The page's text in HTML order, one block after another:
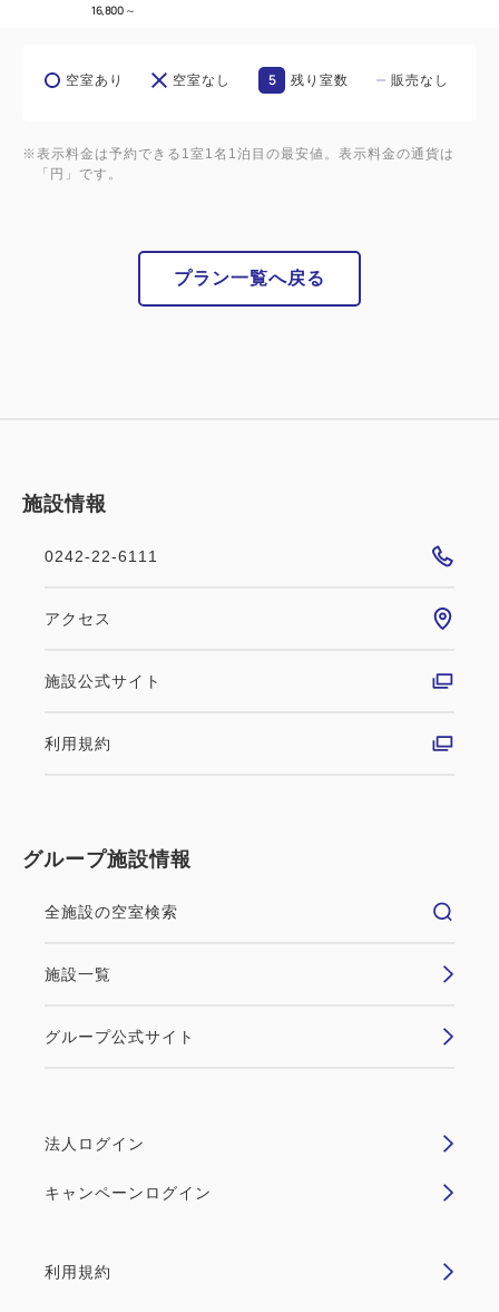
<チェックイン １４：００><チェックアウト １
また、館内全てが無線ＬＡＮにてインターネットに接
続可能
アクセスについては、会津若松駅から徒歩３分とビジ
ネス・観光の拠点としてどこに行くにも抜群の好立地
内申し上げますので、予めご了承下さいませ。
※大型車は事前に要問合せ
16,800 ～
空室あり 空室なし 5 残り室数 販売なし
※表示料金は予約できる1室1名1泊目の最安値。表示料金の通貨は
「円」です。
プラン一覧へ戻る
施設情報
0242-22-6111
アクセス
施設公式サイト
利用規約
グループ施設情報
全施設の空室検索
施設一覧
グループ公式サイト
法人ログイン
キャンペーンログイン
利用規約